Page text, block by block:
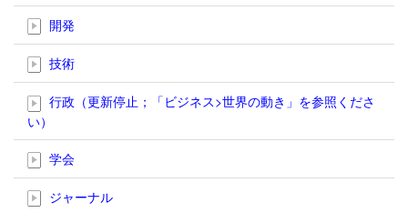
開発
技術
行政（更新停止；「ビジネス>世界の動き」を参照くださ
い）
学会
ジャーナル